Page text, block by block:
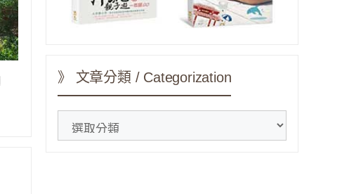
》 文章分類 / Categorization